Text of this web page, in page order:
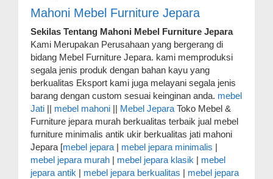
Mahoni Mebel Furniture Jepara
Sekilas Tentang Mahoni Mebel Furniture Jepara
Kami Merupakan Perusahaan yang bergerang di
bidang Mebel Furniture Jepara. kami memproduksi
segala jenis produk dengan bahan kayu yang
berkualitas Eksport kami juga melayani segala jenis
barang dengan custom sesuai keinginan anda. mebel
Jati || mebel mahoni || Mebel Jepara Toko Mebel &
Furniture jepara murah berkualitas terbaik jual mebel
furniture minimalis antik ukir berkualitas jati mahoni
Jepara [mebel jepara | mebel jepara minimalis |
mebel jepara murah | mebel jepara klasik | mebel
jepara antik | mebel jepara berkualitas | mebel jepara